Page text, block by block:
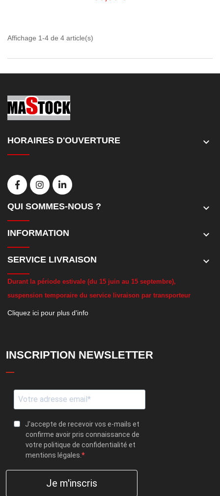
Affichage 1-4 de 4 article(s)
HORAIRES D'OUVERTURE keyboard_arrow_down
QUI SOMMES-NOUS ? keyboard_arrow_down
INFORMATION keyboard_arrow_down
SERVICE LIVRAISON keyboard_arrow_down
Durant la période estivale (du 15 juin au 15 septembre),
suspension temporaire du service livraison par transporteur
Cliquez ici pour plus d'info
INSCRIPTION NEWSLETTER
J'accepte de recevoir vos e-mails et
confirme avoir pris connaissance de
votre politique de confidentialité et
mentions légales.
Je m'inscris